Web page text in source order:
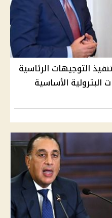
التوجيهات الرئاسية
البترولية الأساسية